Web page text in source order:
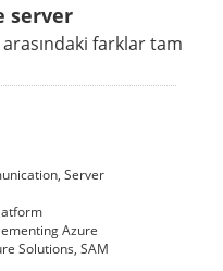
server
farklar tam
Server
Azure
Solutions, SAM